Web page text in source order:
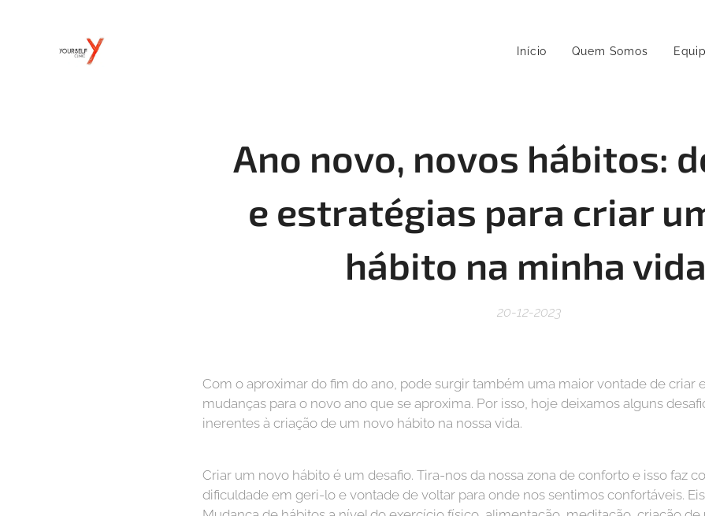
Início Quem Somos
Ano novo, novos hábitos:
e estratégias para criar
hábito na minha vida
20-12-2023
Com o aproximar do fim do ano, pode surgir também uma maior vontade de criar
mudanças para o novo ano que se aproxima. Por isso, hoje deixamos alguns
inerentes à criação de um novo hábito na nossa vida.
Criar um novo hábito é um desafio. Tira-nos da nossa zona de conforto e isso faz
dificuldade em geri-lo e vontade de voltar para onde nos sentimos confortáveis.